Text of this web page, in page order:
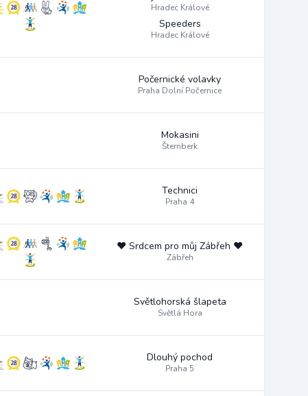
Hradec Králové
Speeders
Hradec Králové
Počernické volavky
Praha Dolní Počernice
Mokasini
Šternberk
Technici
Praha 4
♥️ Srdcem pro můj Zábřeh ♥️
Zábřeh
Světlohorská šlapeta
Světlá Hora
Dlouhý pochod
Praha 5